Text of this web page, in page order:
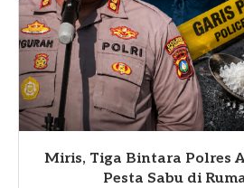
Miris, Tiga Bintara Polres
Pesta Sabu di